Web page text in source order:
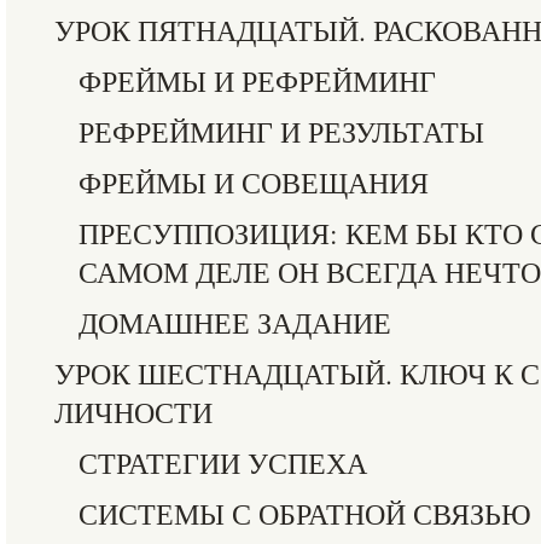
УРОК ПЯТНАДЦАТЫЙ.
ФРЕЙМЫ И РЕФРЕЙМИНГ
РЕФРЕЙМИНГ И РЕЗУЛЬТАТЫ
ФРЕЙМЫ И СОВЕЩАНИЯ
ПРЕСУППОЗИЦИЯ: КЕМ БЫ КТО
САМОМ ДЕЛЕ ОН ВСЕГДА
ДОМАШНЕЕ ЗАДАНИЕ
УРОК ШЕСТНАДЦАТЫЙ. КЛЮЧ К
ЛИЧНОСТИ
СТРАТЕГИИ УСПЕХА
СИСТЕМЫ С ОБРАТНОЙ СВЯЗЬЮ